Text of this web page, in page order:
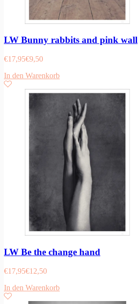
LW Bunny rabbits and pink wall
€17,95€9,50
In den Warenkorb
LW Be the change hand
€17,95€12,50
In den Warenkorb